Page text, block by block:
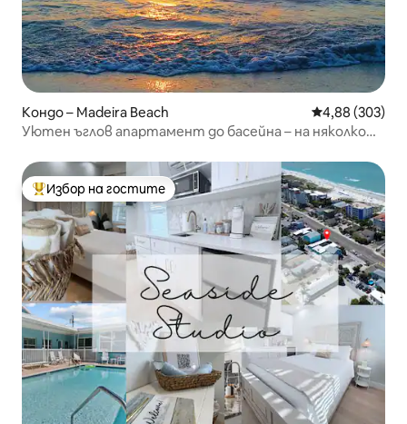
Кондо – Madeira Beach Средна
4,88 (303)
Уютен ъглов апартамент до басейна – на няколко
Най-популярен избор на гостите
Избор на гостите